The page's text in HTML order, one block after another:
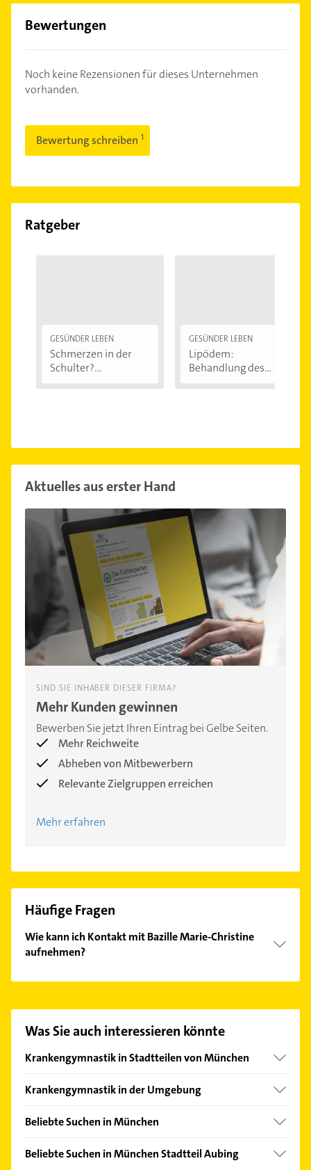
Bewertungen
Noch keine Rezensionen für dieses Unternehmen
vorhanden.
Bewertung schreiben
Ratgeber
GESÜNDER LEBEN
Schmerzen in der
Schulter?
GESÜNDER LEBEN
Lipödem:
Behandlung des
Aktuelles aus erster Hand
SIND SIE INHABER DIESER FIRMA?
Mehr Kunden gewinnen
Bewerben Sie jetzt Ihren Eintrag bei Gelbe Seiten.
Mehr Reichweite
Abheben von Mitbewerbern
Relevante Zielgruppen erreichen
Mehr erfahren
Häufige Fragen
Wie kann ich Kontakt mit Bazille Marie-Christine
aufnehmen?
finden Sie alleKontaktdaten.
Was Sie auch interessieren könnte
Krankengymnastik in Stadtteilen von München
Allach
Au
Bogenhausen
Krankengymnastik in der Umgebung
Gräfelfing
Planegg
Beliebte Suchen in München
Phoniatrie
Beliebte Suchen in München Stadtteil Aubing